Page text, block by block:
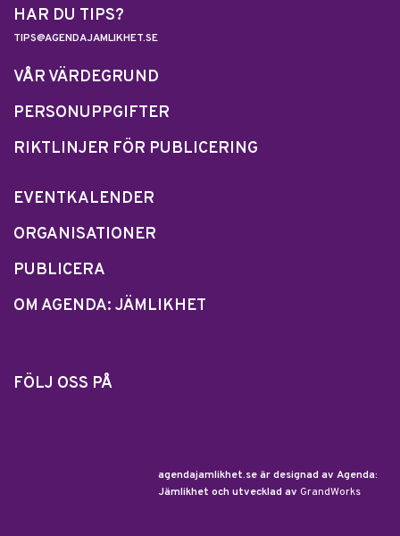
HAR DU TIPS?
TIPS@AGENDAJAMLIKHET.SE
VÅR VÄRDEGRUND
PERSONUPPGIFTER
RIKTLINJER FÖR PUBLICERING
EVENTKALENDER
ORGANISATIONER
PUBLICERA
OM AGENDA: JÄMLIKHET
FÖLJ OSS PÅ
agendajamlikhet.se är designad av Agenda:
Jämlikhet och utvecklad av GrandWorks